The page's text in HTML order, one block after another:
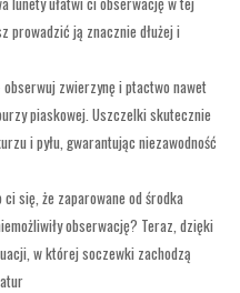
prowadzić ją znacznie dłużej i
zwierzynę i ptactwo nawet
piaskowej. Uszczelki skutecznie
i pyłu, gwarantując niezawodność
się, że zaparowane od środka
obserwację? Teraz, dzięki
w której soczewki zachodzą